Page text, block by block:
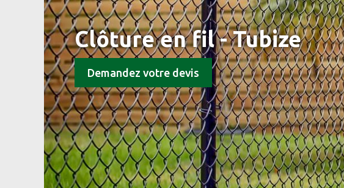
Clôture en fil - Tubize
Demandez votre devis